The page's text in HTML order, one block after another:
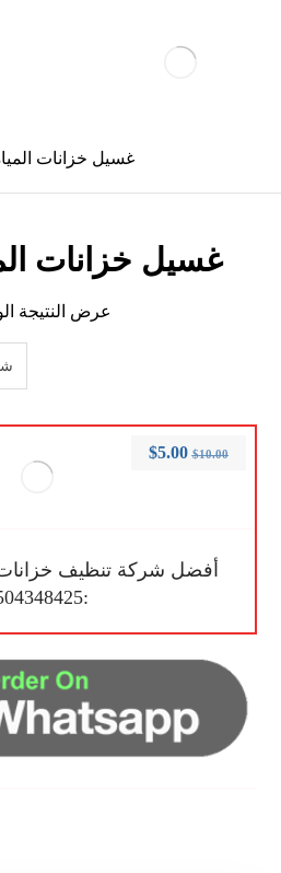
غسيل خزانات
غسيل خزانات
عرض النتيجة
أفضل شركة تنظيف
:0504348425
$10.00
$5.00